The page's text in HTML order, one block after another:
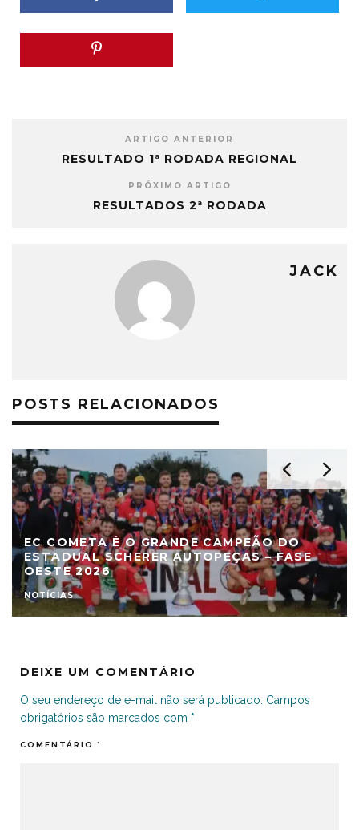
ARTIGO ANTERIOR
RESULTADO 1ª RODADA REGIONAL
PRÓXIMO ARTIGO
RESULTADOS 2ª RODADA
JACK
POSTS RELACIONADOS
EC COMETA É O GRANDE CAMPEÃO DO
ESTADUAL SCHERER AUTOPEÇAS – FASE
OESTE 2026
NOTÍCIAS
DEIXE UM COMENTÁRIO
O seu endereço de e-mail não será publicado. Campos
obrigatórios são marcados com *
COMENTÁRIO *